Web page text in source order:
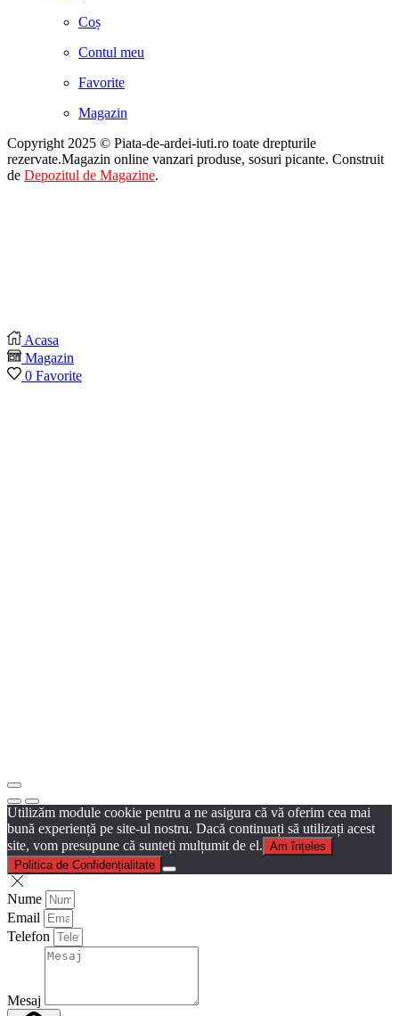
Coș
Contul meu
Favorite
Magazin
Copyright 2025 © Piata-de-ardei-iuti.ro toate drepturile
rezervate.Magazin online vanzari produse, sosuri picante. Construit
de Depozitul de Magazine.
Acasa
Magazin
0 Favorite
Utilizăm module cookie pentru a ne asigura că vă oferim cea mai
bună experiență pe site-ul nostru. Dacă continuați să utilizați acest
site, vom presupune că sunteți mulțumit de el. Am înțeles
Politica de Confidențialitate
Nume
Email
Telefon
Mesaj